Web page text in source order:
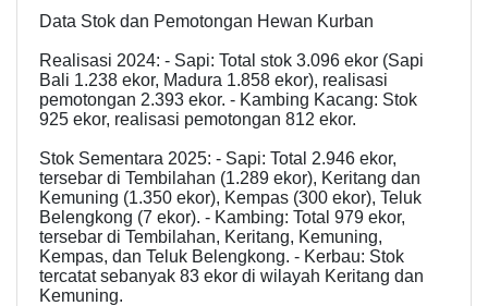
Data Stok dan Pemotongan Hewan Kurban
Realisasi 2024: - Sapi: Total stok 3.096 ekor (Sapi
Bali 1.238 ekor, Madura 1.858 ekor), realisasi
pemotongan 2.393 ekor. - Kambing Kacang: Stok
925 ekor, realisasi pemotongan 812 ekor.
Stok Sementara 2025: - Sapi: Total 2.946 ekor,
tersebar di Tembilahan (1.289 ekor), Keritang dan
Kemuning (1.350 ekor), Kempas (300 ekor), Teluk
Belengkong (7 ekor). - Kambing: Total 979 ekor,
tersebar di Tembilahan, Keritang, Kemuning,
Kempas, dan Teluk Belengkong. - Kerbau: Stok
tercatat sebanyak 83 ekor di wilayah Keritang dan
Kemuning.